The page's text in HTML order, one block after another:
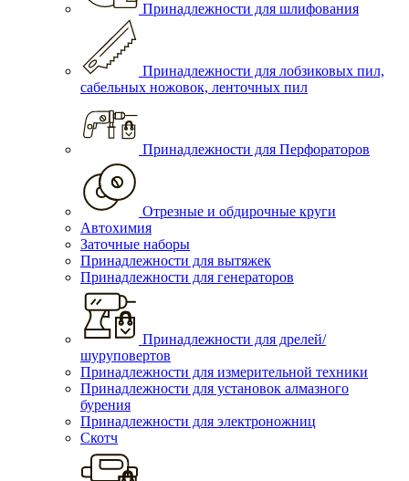
Принадлежности для шлифования
Принадлежности для лобзиковых пил,
сабельных ножовок, ленточных пил
Принадлежности для Перфораторов
Отрезные и обдирочные круги
Автохимия
Заточные наборы
Принадлежности для вытяжек
Принадлежности для генераторов
Принадлежности для дрелей/
шуруповертов
Принадлежности для измерительной техники
Принадлежности для установок алмазного
бурения
Принадлежности для электроножниц
Скотч